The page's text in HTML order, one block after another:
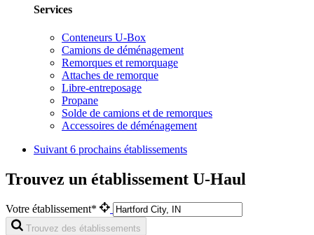
Services
Conteneurs U-Box
Camions de déménagement
Remorques et remorquage
Attaches de remorque
Libre-entreposage
Propane
Solde de camions et de remorques
Accessoires de déménagement
Suivant 6 prochains établissements
Trouvez un établissement U-Haul
Votre établissement*
Trouvez des établissements